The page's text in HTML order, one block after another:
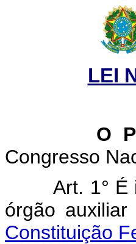
LEI
O
Congresso
Art. 1°
órgão
Constituição